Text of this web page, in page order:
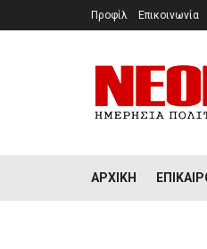
Προφίλ Επικοινωνία
ΑΡΧΙΚΉ